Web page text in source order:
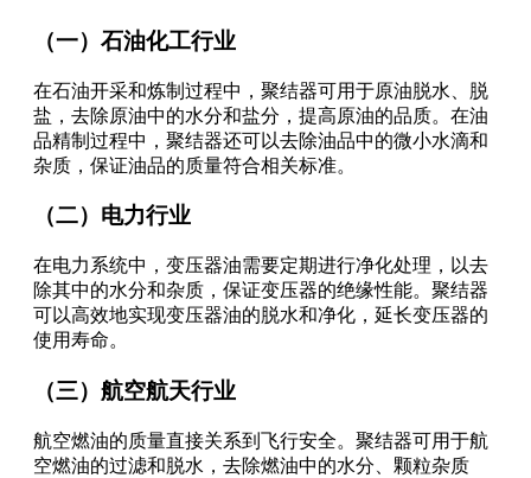
（一）石油化工行业
在石油开采和炼制过程中，聚结器可用于原油脱水、脱
盐，去除原油中的水分和盐分，提高原油的品质。在油
品精制过程中，聚结器还可以去除油品中的微小水滴和
杂质，保证油品的质量符合相关标准。
（二）电力行业
在电力系统中，变压器油需要定期进行净化处理，以去
除其中的水分和杂质，保证变压器的绝缘性能。聚结器
可以高效地实现变压器油的脱水和净化，延长变压器的
使用寿命。
（三）航空航天行业
航空燃油的质量直接关系到飞行安全。聚结器可用于航
空燃油的过滤和脱水，去除燃油中的水分、颗粒杂质